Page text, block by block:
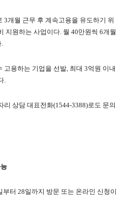
3개월 근무 후 계속고용을 유도하기 위
지원하는 사업이다. 월 40만원씩 6개월
.
고용하는 기업을 선발, 최대 3억원 이내
.
상담 대표전화(1544-3388)로도 문의
터 28일까지 방문 또는 온라인 신청이